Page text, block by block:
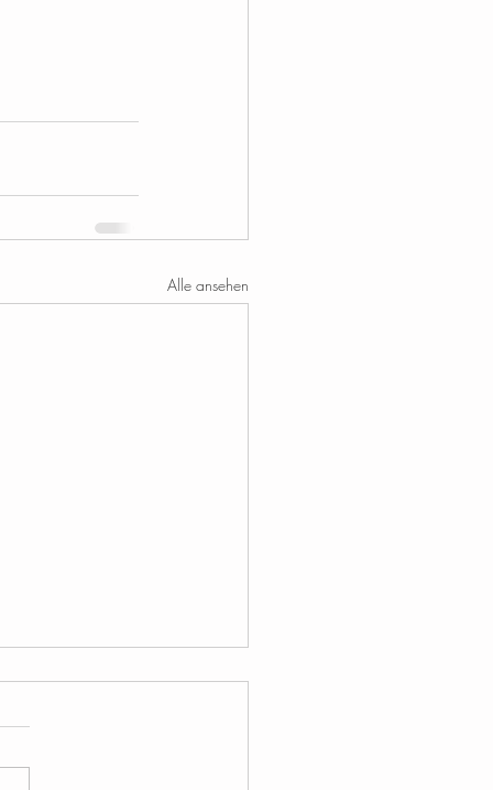
Alle ansehen